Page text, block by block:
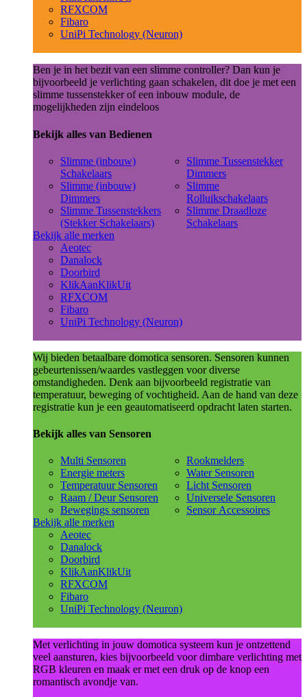
RFXCOM
Fibaro
UniPi Technology (Neuron)
Ben je in het bezit van een slimme controller? Dan kun je
bijvoorbeeld je verlichting gaan schakelen, dit doe je met een
slimme tussenstekker of een inbouw module, de
mogelijkheden zijn eindeloos
Bekijk alles van Bedienen
Slimme (inbouw)
Schakelaars
Slimme (inbouw)
Dimmers
Slimme Tussenstekkers
(Stekker Schakelaars)
Slimme Tussenstekker
Dimmers
Slimme
Rolluikschakelaars
Slimme Draadloze
Schakelaars
Bekijk alle merken
Aeotec
Danalock
Doorbird
KlikAanKlikUit
RFXCOM
Fibaro
UniPi Technology (Neuron)
Wij bieden betaalbare domotica sensoren. Sensoren kunnen
gebeurtenissen/waardes vastleggen voor diverse
omstandigheden. Denk aan bijvoorbeeld registratie van
temperatuur, beweging of vochtigheid. Aan de hand van deze
registratie kun je een geautomatiseerd opdracht laten starten.
Bekijk alles van Sensoren
Multi Sensoren
Energie meters
Temperatuur Sensoren
Raam / Deur Sensoren
Bewegings sensoren
Rookmelders
Water Sensoren
Licht Sensoren
Universele Sensoren
Sensor Accessoires
Bekijk alle merken
Aeotec
Danalock
Doorbird
KlikAanKlikUit
RFXCOM
Fibaro
UniPi Technology (Neuron)
Met verlichting in jouw domotica systeem kun je ontzettend
veel aansturen, kies bijvoorbeeld voor dimbare verlichting met
RGB kleuren en maak er met een druk op de knop een
romantisch avondje van.